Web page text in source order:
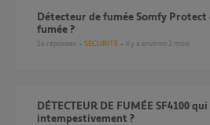
Détecteur de fumée Somfy Protect qui se déclenche sans
fumée ?
14 réponses SÉCURITÉ il y a environ 2 mois
DÉTECTEUR DE FUMÉE SF4100 qui sonne et se déclenche
intempestivement ?